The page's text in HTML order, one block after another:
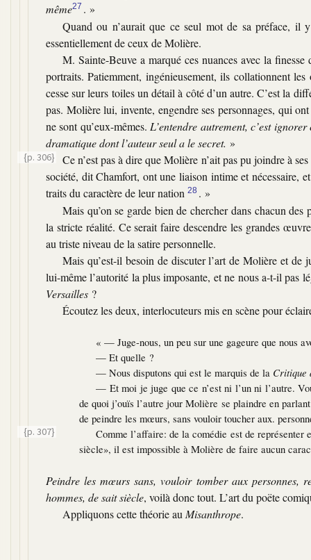
même27 . »
Quand ou n’aurait que ce seul mot de sa préface, il
essentiellement de ceux de Molière.
M. Sainte-Beuve a marqué ces nuances avec la
portraits. Patiemment, ingénieusement, ils collationnent
cesse sur leurs toiles un détail à côté d’un autre. C’est la
pas. Molière lui, invente, engendre ses personnages, qui
ne sont qu’eux-mêmes. L’entendre autrement, c’est
dramatique dont l’auteur seul a le secret. »
Ce n’est pas à dire que Molière n’ait pas pu joindre à
{p. 306}
société, dit Chamfort, ont une liaison intime et nécessaire,
traits du caractère de leur nation 28 . »
Mais qu’on se garde bien de chercher dans chacun
la stricte réalité. Ce serait faire descendre les grandes
au triste niveau de la satire personnelle.
Mais qu’est-il besoin de discuter l’art de Molière et de
lui-même l’autorité la plus imposante, et ne nous a-t-il pas
Versailles ?
Écoutez les deux, interlocuteurs mis en scène pour
« — Juge-nous, un peu sur une gageure que nous
— Et quelle ?
— Nous disputons qui est le marquis de la Critique
— Et moi je juge que ce n’est ni l’un ni l’autre.
de quoi j’ouïs l’autre jour Molière se plaindre en
de peindre les mœurs, sans vouloir toucher aux.
{p. 307}
Comme l’affaire: de la comédie est de représenter
siècle», il est impossible à Molière de faire aucun
Peindre les mœurs sans, vouloir tomber aux personnes,
hommes, de sait siècle, voilà donc tout. L’art du poëte
Appliquons cette théorie au Misanthrope.